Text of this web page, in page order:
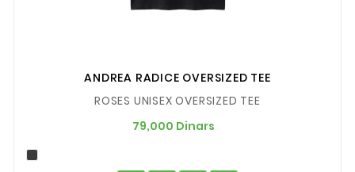
ANDREA RADICE OVERSIZED TEE
ROSES UNISEX OVERSIZED TEE
79,000 Dinars